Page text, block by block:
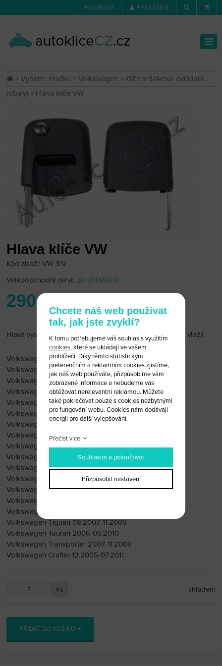
FACEBOOK PŘIHLÁŠENÍ
>Vyberte značku >Volkswagen > Klíče a dálková ovládání
(obaly) > Hlava klíče VW
Hlava klíče VW
Kód zboží: VW 3/V
Velkoobchodní cena: po přihlášení
290 Kč
Hlava vystřelovacího klíče VW. Bez čipu. Ten lze do klíče vložit
Volkswagen Bora 2000-2004
Volkswagen Caravelle 1998-2007
Volkswagen Golf 1998-2004
Volkswagen Passat (3B) 10.2000-06.2005
Volkswagen Polo 2002-2007
Volkswagen Transporter (7H) 2003-05.2007
Volkswagen Beetle 07.2008-09.2010
Volkswagen Caddy 2005-08.2010
Volkswagen Caravelle 2007-11.2009
Volkswagen Eos 03.2006-01.11.2009
Volkswagen Jetta 2005-12.2009
Volkswagen Golf (1K) 09.2003-12.2009
Volkswagen Golf Plus 2004-25.10.2009
Volkswagen Polo 2006-10.01.2010
Volkswagen Scirocco 2008-01.11.2009
Volkswagen Tiguan 08.2007-11.2009
Volkswagen Touran 2006-05.2010
Volkswagen Transporter 2007-11.2009
Volkswagen Crafter 12.2005-07.2011
ks skladem
PŘIDAT DO KOŠÍKU
Chcete náš web používat
tak, jak jste zvyklí?
K tomu potřebujeme váš souhlas s využitím
cookies, které se ukládají ve vašem
prohlížeči. Díky těmto statistickým,
preferenčním a reklamním cookies zjistíme,
jak náš web používáte, přizpůsobíme vám
zobrazené informace a nebudeme vás
obtěžovat nerelevantní reklamou. Můžete
také pokračovat pouze s cookies nezbytnými
pro fungování webu. Cookies nám dodávají
energii pro další vylepšování.
Přečíst více
Souhlasím a pokračovat
Přizpůsobit nastavení